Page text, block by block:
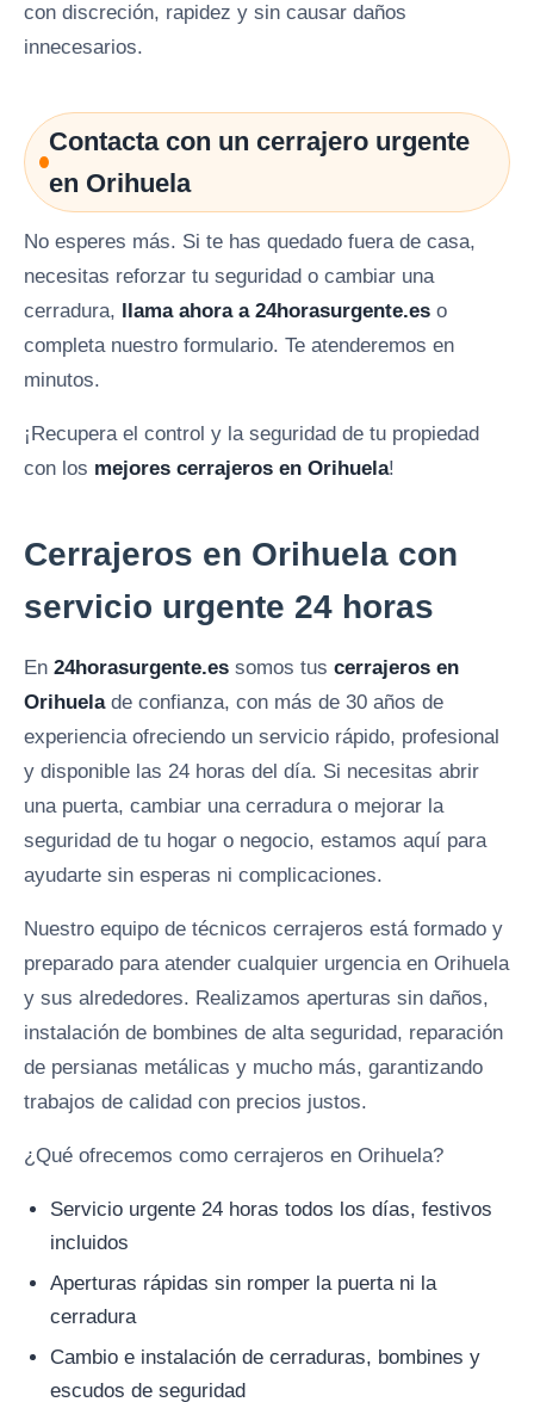
con discreción, rapidez y sin causar daños
innecesarios.
Contacta con un cerrajero urgente
en Orihuela
No esperes más. Si te has quedado fuera de casa,
necesitas reforzar tu seguridad o cambiar una
cerradura, llama ahora a 24horasurgente.es o
completa nuestro formulario. Te atenderemos en
minutos.
¡Recupera el control y la seguridad de tu propiedad
con los mejores cerrajeros en Orihuela!
Cerrajeros en Orihuela con
servicio urgente 24 horas
En 24horasurgente.es somos tus cerrajeros en
Orihuelade confianza, con más de 30 años de
experiencia ofreciendo un servicio rápido, profesional
y disponible las 24 horas del día. Si necesitas abrir
una puerta, cambiar una cerradura o mejorar la
seguridad de tu hogar o negocio, estamos aquí para
ayudarte sin esperas ni complicaciones.
Nuestro equipo de técnicos cerrajeros está formado y
preparado para atender cualquier urgencia en Orihuela
y sus alrededores. Realizamos aperturas sin daños,
instalación de bombines de alta seguridad, reparación
de persianas metálicas y mucho más, garantizando
trabajos de calidad con precios justos.
¿Qué ofrecemos como cerrajeros en Orihuela?
Servicio urgente 24 horas todos los días, festivos
incluidos
Aperturas rápidas sin romper la puerta ni la
cerradura
Cambio e instalación de cerraduras, bombines y
escudos de seguridad